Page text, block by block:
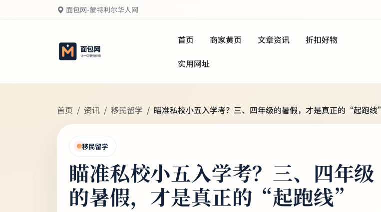
面包网-蒙特利尔华人网
首页 商家黄页 文章资讯 折扣好物
实用网址
首页 资讯 移民留学 瞄准私校小五入学考？三、四年级的暑假，才是真正的“起跑线”
移民留学
瞄准私校小五入学考？三、四年级
的暑假，才是真正的“起跑线”